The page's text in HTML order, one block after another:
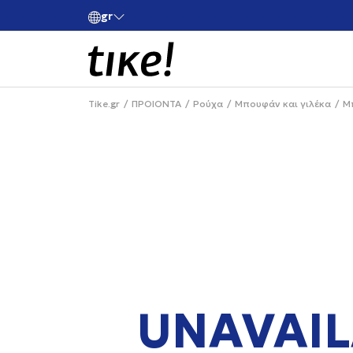
grΚάνε εγγραφή και κέρδισε -10% στην πρώτη σου
Tike.gr ΠΡΟΙΟΝΤΑ Ρούχα Μπουφάν και γιλέκα